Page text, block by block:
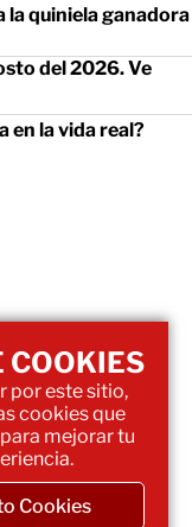
la quiniela ganadora
del 2026. Ve
en la vida real?
COOKIES
por este sitio,
cookies que
mejorar tu
Cookies